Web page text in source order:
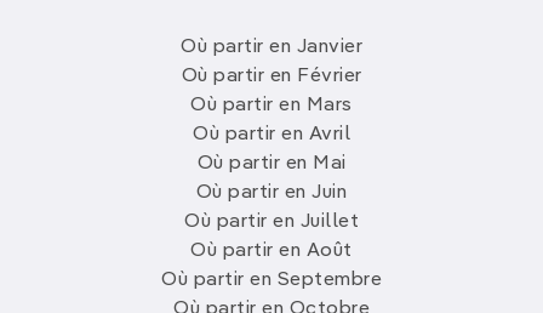
Où partir en Janvier
Où partir en Février
Où partir en Mars
Où partir en Avril
Où partir en Mai
Où partir en Juin
Où partir en Juillet
Où partir en Août
Où partir en Septembre